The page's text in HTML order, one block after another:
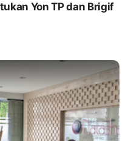
Yon TP dan Brigif